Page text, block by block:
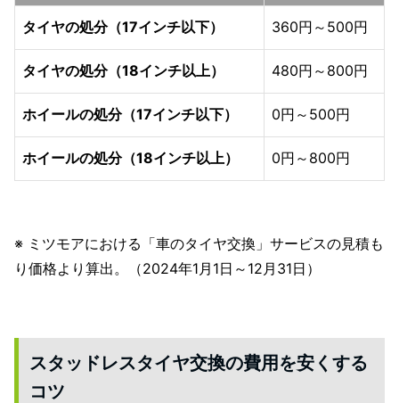
タイヤの処分（17インチ以下） 360円～500円
タイヤの処分（18インチ以上） 480円～800円
ホイールの処分（17インチ以下） 0円～500円
ホイールの処分（18インチ以上） 0円～800円
※ ミツモアにおける「車のタイヤ交換」サービスの見積も
り価格より算出。（2024年1月1日～12月31日）
スタッドレスタイヤ交換の費用を安くする
コツ